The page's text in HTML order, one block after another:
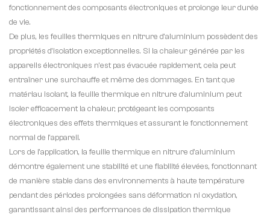
fonctionnement des composants électroniques et prolonge leur durée
de vie.
De plus, les feuilles thermiques en nitrure d'aluminium possèdent des
propriétés d'isolation exceptionnelles. Si la chaleur générée par les
appareils électroniques n'est pas évacuée rapidement, cela peut
entraîner une surchauffe et même des dommages. En tant que
matériau isolant, la feuille thermique en nitrure d'aluminium peut
isoler efficacement la chaleur, protégeant les composants
électroniques des effets thermiques et assurant le fonctionnement
normal de l'appareil.
Lors de l'application, la feuille thermique en nitrure d'aluminium
démontre également une stabilité et une fiabilité élevées, fonctionnant
de manière stable dans des environnements à haute température
pendant des périodes prolongées sans déformation ni oxydation,
garantissant ainsi des performances de dissipation thermique